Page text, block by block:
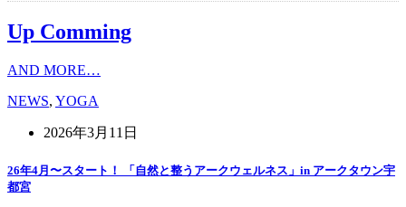
Up Comming
AND MORE…
NEWS, YOGA
2026年3月11日
26年4月〜スタート！ 「自然と整うアークウェルネス」in アークタウン宇
都宮